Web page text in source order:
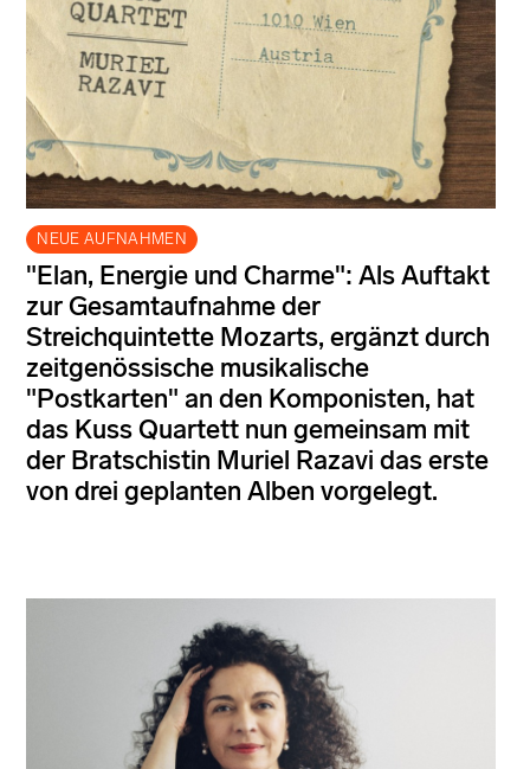
NEUE AUFNAHMEN
"Elan, Energie und Charme": Als Auftakt
zur Gesamtaufnahme der
Streichquintette Mozarts, ergänzt durch
zeitgenössische musikalische
"Postkarten" an den Komponisten, hat
das Kuss Quartett nun gemeinsam mit
der Bratschistin Muriel Razavi das erste
von drei geplanten Alben vorgelegt.